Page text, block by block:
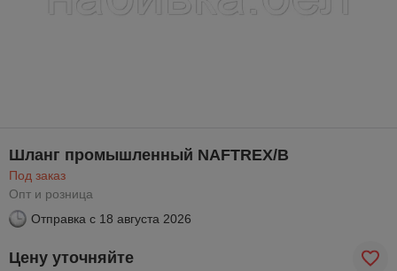
Шланг промышленный NAFTREX/B
Под заказ
Опт и розница
Отправка с 18 августа 2026
Цену уточняйте